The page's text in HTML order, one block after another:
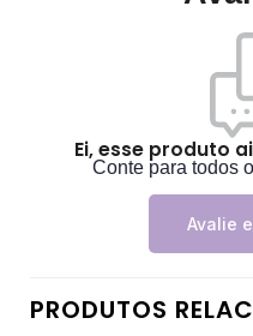
Ei, esse produto
Conte para todos
Avalie
PRODUTOS